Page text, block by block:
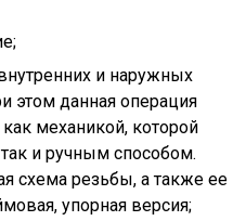
и наружных
этом данная операция
механикой, которой
и ручным способом.
схема резьбы, а также ее
упорная версия;